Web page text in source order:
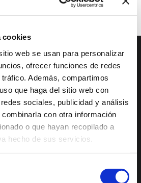
cookies
web se usan para personalizar
ofrecer funciones de redes
Además, compartimos
que haga del sitio web con
sociales, publicidad y análisis
con otra información
o que hayan recopilado a
hecho de sus servicios.
HACER
todo el año
del Alba